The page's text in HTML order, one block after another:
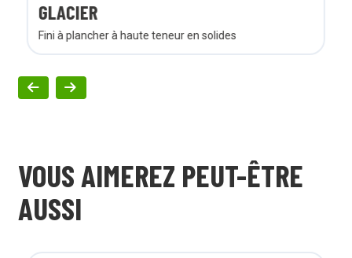
GLACIER
Fini à plancher à haute teneur en solides
VOUS AIMEREZ PEUT-ÊTRE
AUSSI